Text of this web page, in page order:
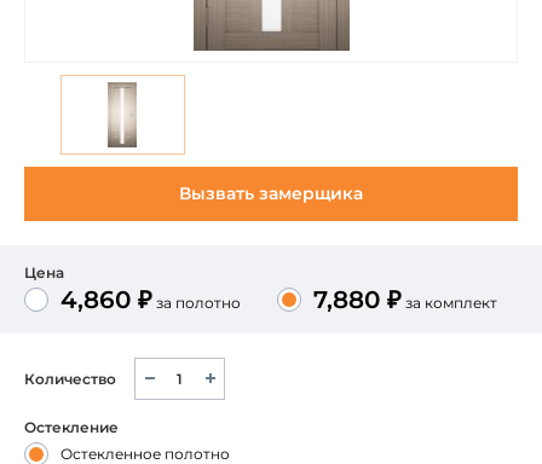
Вызвать замерщика
Цена
4,860 ₽ за полотно 7,880 ₽ за комплект
Количество
Остекление
Остекленное полотно